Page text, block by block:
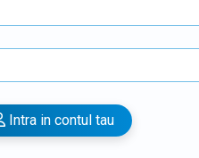
Intra in contul tau